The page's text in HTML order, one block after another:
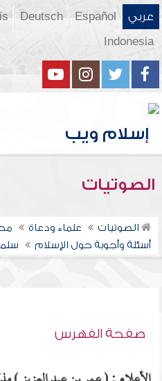
عربي Español
Deutsch
Indonesia
الصوتيات
الصوتيات علماء ودعاة
أسئلة وأجوبة حول الإسلام
صفحة الفهرس